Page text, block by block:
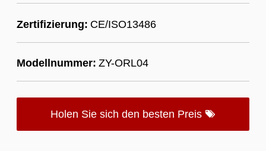
Zertifizierung: CE/ISO13486
Modellnummer: ZY-ORL04
Holen Sie sich den besten Preis